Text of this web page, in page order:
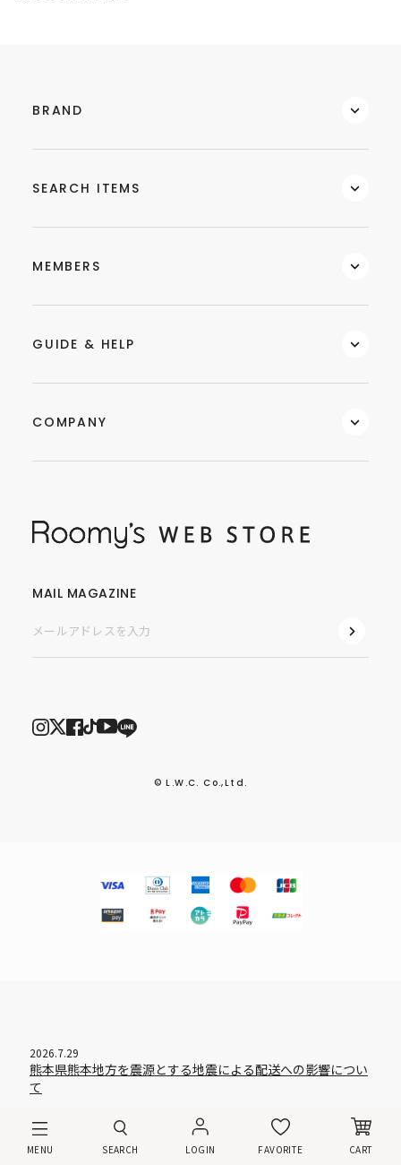
2026.7.29
熊本県熊本地方を震源とする地震による配送への影響につい
て
MENU SEARCH LOGIN FAVORITE CART
BRAND
SEARCH ITEMS
MEMBERS
GUIDE & HELP
COMPANY
MAIL MAGAZINE
© L.W.C. Co.,Ltd.